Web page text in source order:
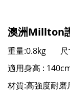
澳洲Millton
重量:0.8kg 尺
適用身高 :
材質:⾼強度耐磨